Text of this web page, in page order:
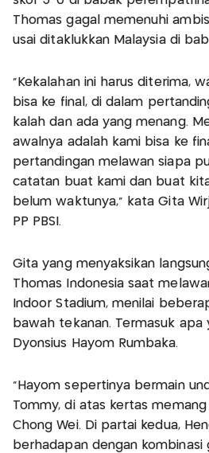
Thomas gagal memenuhi
usai ditaklukkan Malaysia di
“Kekalahan ini harus diterima,
bisa ke final, di dalam
kalah dan ada yang menang.
awalnya adalah kami bisa ke
pertandingan melawan siapa
catatan buat kami dan buat
belum waktunya," kata Gita
PP PBSI.
Gita yang menyaksikan
Thomas Indonesia saat
Indoor Stadium, menilai
bawah tekanan. Termasuk apa
Dyonsius Hayom Rumbaka.
"Hayom sepertinya bermain
Tommy, di atas kertas
Chong Wei. Di partai kedua,
berhadapan dengan kombinasi